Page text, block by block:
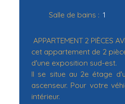
Salle de bains : 1
APPARTEMENT 2 PIÈCES
cet appartement de 2
d'une exposition sud-est.
Il se situe au 2e étage
ascenseur. Pour votre
intérieur.